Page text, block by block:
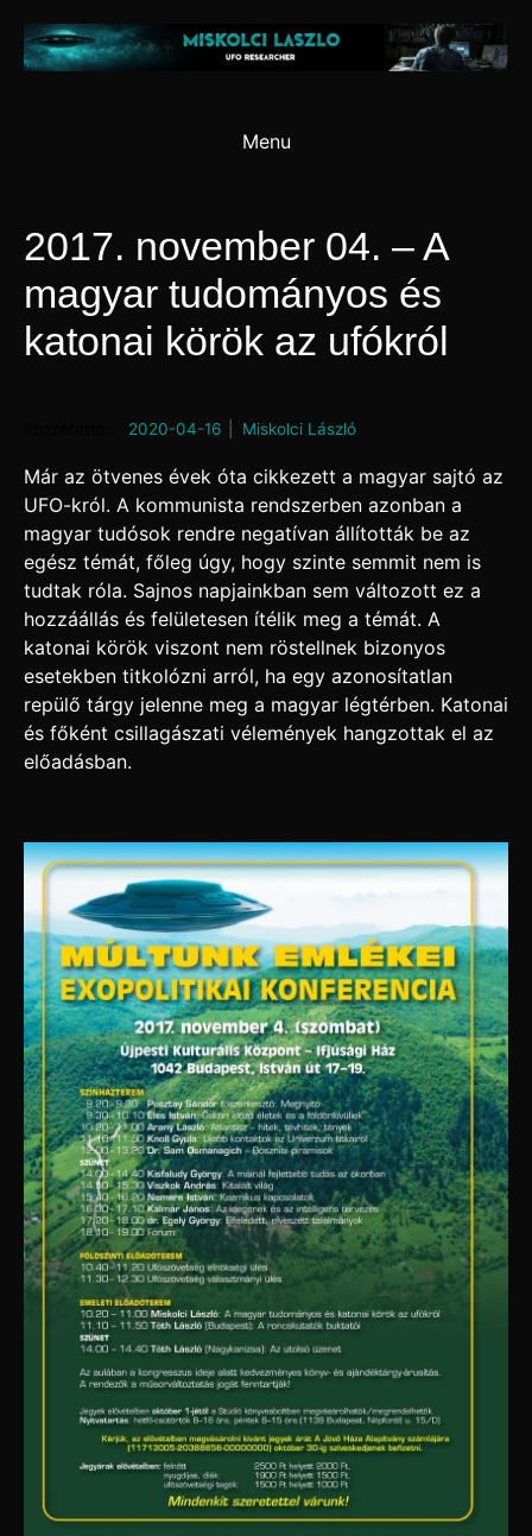
content
Menu
2017. november 04. – A
magyar tudományos és
katonai körök az ufókról
2020-04-16by Miskolci László
Már az ötvenes évek óta cikkezett a magyar sajtó az
UFO-król. A kommunista rendszerben azonban a
magyar tudósok rendre negatívan állították be az
egész témát, főleg úgy, hogy szinte semmit nem is
tudtak róla. Sajnos napjainkban sem változott ez a
hozzáállás és felületesen ítélik meg a témát. A
katonai körök viszont nem röstellnek bizonyos
esetekben titkolózni arról, ha egy azonosítatlan
repülő tárgy jelenne meg a magyar légtérben. Katonai
és főként csillagászati vélemények hangzottak el az
előadásban.